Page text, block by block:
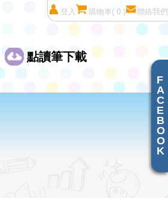
登入 購物車( 0 ) 聯絡我們
點讀筆下載
F
A
C
E
B
O
O
K